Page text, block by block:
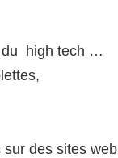
du high tech …
des sites web